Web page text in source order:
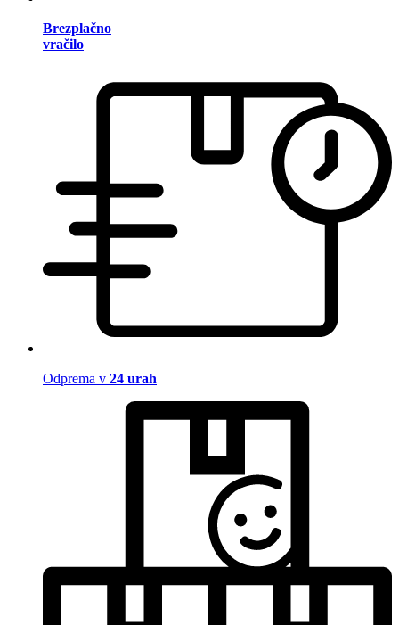
Brezplačno
vračilo
Odprema v 24 urah